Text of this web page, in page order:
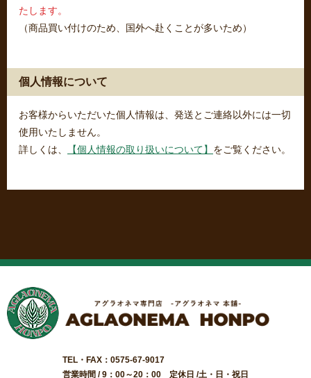
たします。
（商品買い付けのため、国外へ赴くことが多いため）
個人情報について
お客様からいただいた個人情報は、発送とご連絡以外には一切
使用いたしません。
詳しくは、
【個人情報の取り扱いについて】 をご覧ください。
TEL・FAX：0575-67-9017
営業時間 / 9：00～20：00 定休日 /土・日・祝日